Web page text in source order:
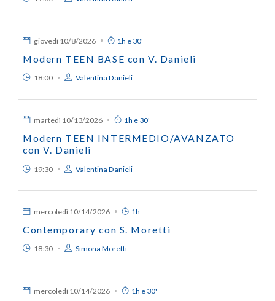
giovedì 10/8/2026 1h e 30'
Modern TEEN BASE con V. Danieli
18:00 Valentina Danieli
martedì 10/13/2026 1h e 30'
Modern TEEN INTERMEDIO/AVANZATO
con V. Danieli
19:30 Valentina Danieli
mercoledì 10/14/2026 1h
Contemporary con S. Moretti
18:30 Simona Moretti
mercoledì 10/14/2026 1h e 30'